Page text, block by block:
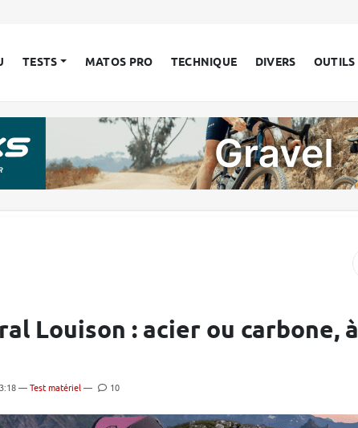
TESTS MATOS PRO TECHNIQUE DIVERS OUTILS
Louison : acier ou carbone, à
— Test matériel — 10